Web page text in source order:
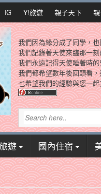
IG Y!旅遊 親子天下
我們因為緣分成了同學，
我們記錄著天使來臨那一
我們永遠記得天使睡著時
我們都希望數年後回頭看
也希望我們的經驗與您一
遊 國內住宿